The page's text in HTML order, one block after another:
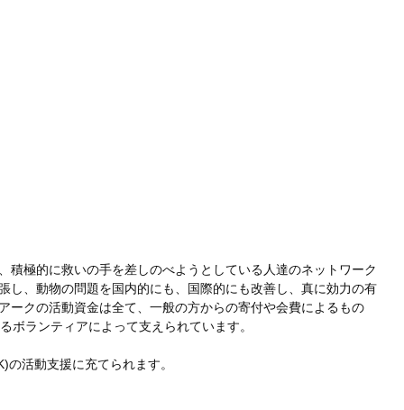
極的に救いの手を差しのべようとしている人達のネットワーク
、動物の問題を国内的にも、国際的にも改善し、真に効力の有
クの活動資金は全て、一般の方からの寄付や会費によるもの
ランティアによって支えられています。
活動支援に充てられます。